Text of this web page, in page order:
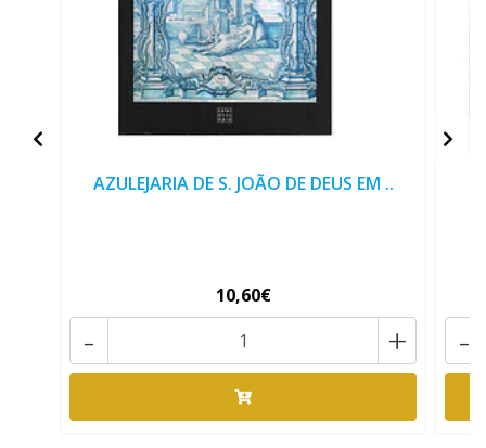
AZULEJARIA DE S. JOÃO DE DEUS EM ..
10,60€
+
- -